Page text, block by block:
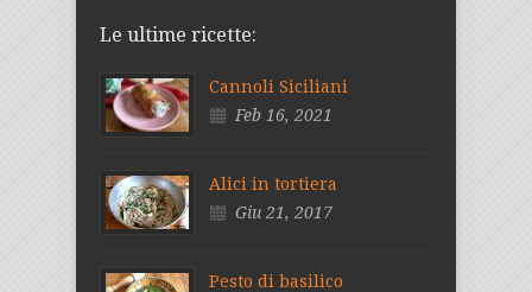
Le ultime ricette:
Cannoli Siciliani
Feb 16, 2021
Alici in tortiera
Giu 21, 2017
Pesto di basilico